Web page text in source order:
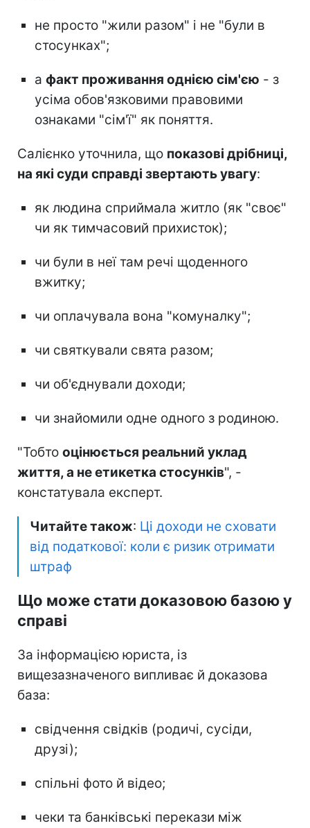
не просто "жили разом" і не "були в
стосунках";
а факт проживання однією сім'єю - з
усіма обов'язковими правовими
ознаками "сім'ї" як поняття.
Салієнко уточнила, що показові дрібниці,
на які суди справді звертають увагу:
як людина сприймала житло (як "своє"
чи як тимчасовий прихисток);
чи були в неї там речі щоденного
вжитку;
чи оплачувала вона "комуналку";
чи святкували свята разом;
чи об'єднували доходи;
чи знайомили одне одного з родиною.
"Тобто оцінюється реальний уклад
життя, а не етикетка стосунків", -
констатувала експерт.
Читайте також: Ці доходи не сховати
від податкової: коли є ризик отримати
штраф
Що може стати доказовою базою у
справі
За інформацією юриста, із
вищезазначеного випливає й доказова
база:
свідчення свідків (родичі, сусіди,
друзі);
спільні фото й відео;
чеки та банківські перекази між